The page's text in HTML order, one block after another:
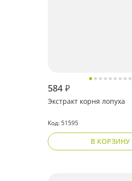
584 ₽
Экстракт корня лопуха
Код: 51595
В КОРЗИНУ
Звоните нам!
МАКС